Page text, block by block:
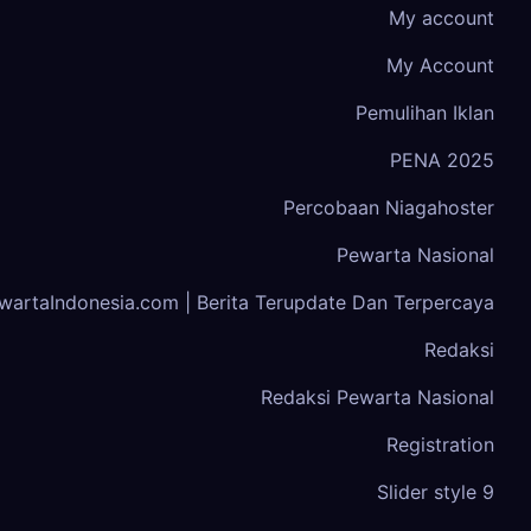
My account
My Account
Pemulihan Iklan
PENA 2025
Percobaan Niagahoster
Pewarta Nasional
| Berita Terupdate Dan Terpercaya
Redaksi
Redaksi Pewarta Nasional
Registration
Slider style 9